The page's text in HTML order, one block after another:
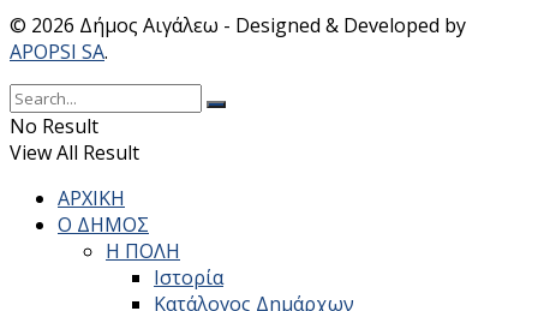
© 2026 Δήμος Αιγάλεω - Designed & Developed by
APOPSI SA.
No Result
View All Result
ΑΡΧΙΚΗ
Ο ΔΗΜΟΣ
Η ΠΟΛΗ
Ιστορία
Κατάλογος Δημάρχων